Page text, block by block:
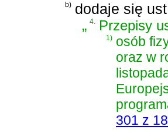
b) dodaje się
„4. Przepisy
1) osób
oraz w
301 z